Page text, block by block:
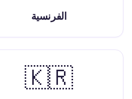
الفرنسية
🇰🇷